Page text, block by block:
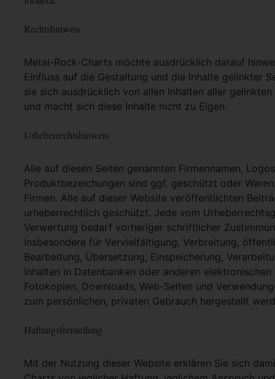
Rechtshinweis
Metal-Rock-Charts möchte ausdrücklich darauf
Einfluss auf die Gestaltung und die Inhalte gelinkter
sie sich ausdrücklich von allen Inhalten aller
und macht sich diese Inhalte nicht zu Eigen.
Urheberrechtshinweis
Alle auf diesen Seiten genannten Firmennamen,
Produktbezeichungen sind ggf. geschützt oder
Firmen. Alle auf dieser Website veröffentlichten
urheberrechtlich geschützt. Jede vom
Verwertung bedarf vorheriger schriftlicher
insbesondere für Vervielfältigung, Verbreitung,
Bearbeitung, Übersetzung, Einspeicherung,
Inhalten in Datenbanken oder anderen
Fotokopien, Downloads, Web-Seiten und
zum persönlichen, privaten Gebrauch hergestellt
Haftungsfreistellung
Mit der Nutzung dieser Website erklären Sie sich